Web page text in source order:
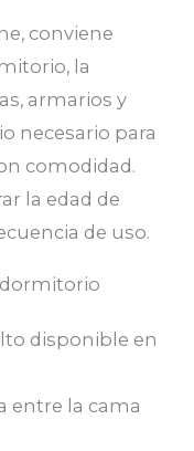
conviene
la
armarios y
necesario para
comodidad.
la edad de
de uso.
dormitorio
disponible en
entre la cama